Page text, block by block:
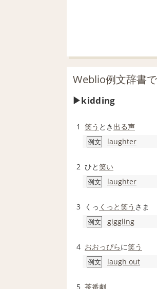
Weblio例文辞書
kidding
1 笑う とき 出る声
例文 laughter
2 ひと笑い
例文 laughter
3 くっ くっと笑う さま
例文 giggling
4 おおっぴらに笑う
例文 laugh out
5 茶番劇